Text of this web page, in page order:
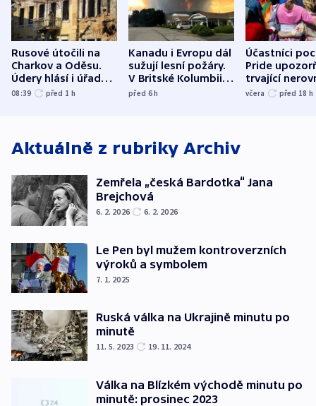
Rusové útočili na
Charkov a Oděsu.
Údery hlásí i úřady v
Bělgorodu
08:39 před 1 h
Kanadu i Evropu dál
sužují lesní požáry.
V Britské Kolumbii
evakuovali tisíce lidí
před 6h
Účastníci
Pride
trvající
včera před 18 h
Aktuálně z rubriky Archiv
Zemřela „česká Bardotka“ Jana
Brejchová
6. 2. 2026 6. 2. 2026
Le Pen byl mužem kontroverzních
výroků a symbolem
7. 1. 2025
Ruská válka na Ukrajině minutu po
minutě
11. 5. 2023 19. 11. 2024
Válka na Blízkém východě minutu po
minutě: prosinec 2023